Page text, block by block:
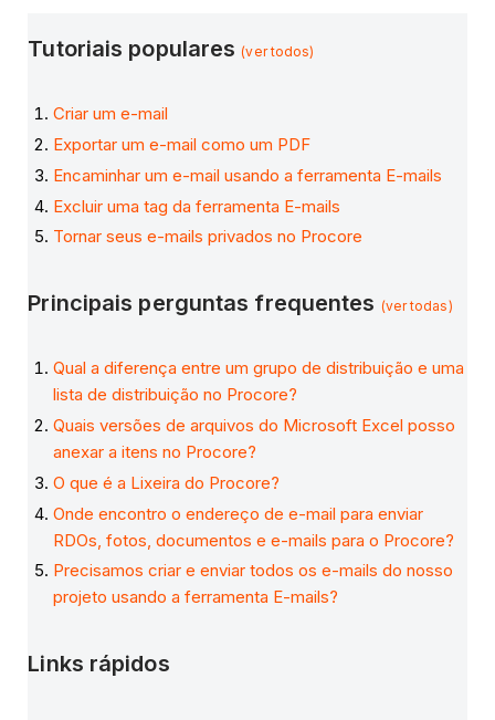
Tutoriais populares(ver todos)
Criar um e-mail
Exportar um e-mail como um PDF
Encaminhar um e-mail usando a ferramenta E-mails
Excluir uma tag da ferramenta E-mails
Tornar seus e-mails privados no Procore
Principais perguntas frequentes (ver todas)
Qual a diferença entre um grupo de distribuição e uma
lista de distribuição no Procore?
Quais versões de arquivos do Microsoft Excel posso
anexar a itens no Procore?
O que é a Lixeira do Procore?
Onde encontro o endereço de e-mail para enviar
RDOs, fotos, documentos e e-mails para o Procore?
Precisamos criar e enviar todos os e-mails do nosso
projeto usando a ferramenta E-mails?
Links rápidos